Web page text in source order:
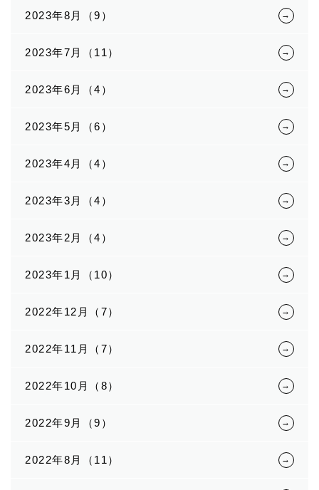
2023年8月（9）
2023年7月（11）
2023年6月（4）
2023年5月（6）
2023年4月（4）
2023年3月（4）
2023年2月（4）
2023年1月（10）
2022年12月（7）
2022年11月（7）
2022年10月（8）
2022年9月（9）
2022年8月（11）